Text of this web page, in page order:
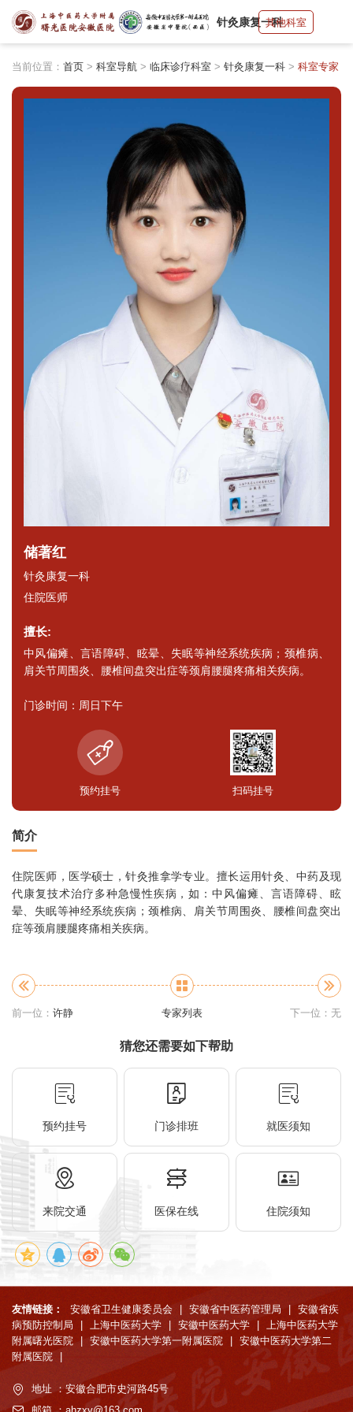
针灸康复一科其他科室
当前位置： 首页 > 科室导航 > 临床诊疗科室 > 针灸康复一科 > 科室专家
储著红
针灸康复一科
住院医师
擅长:
中风偏瘫、言语障碍、眩晕、失眠等神经系统疾病；颈椎病、
肩关节周围炎、腰椎间盘突出症等颈肩腰腿疼痛相关疾病。
门诊时间：周日下午
预约挂号 扫码挂号
简介
住院医师， 医学硕士，针灸推拿学专业。擅长运用针灸、中药及现
代康复技术治疗多种急慢性疾病，如：中风偏瘫、言语障碍、眩
晕、失眠等神经系统疾病；颈椎病、肩关节周围炎、腰椎间盘突出
症等颈肩腰腿疼痛相关疾病。
前一位： 许静 专家列表 下一位：无
猜您还需要如下帮助
预约挂号 门诊排班 就医须知
来院交通 医保在线 住院须知
友情链接： 安徽省卫生健康委员会 安徽省中医药管理局
安徽省疾
病预防控制局
上海中医药大学 安徽中医药大学
上海中医药大学
附属曙光医院
安徽中医药大学第一附属医院
安徽中医药大学第二
附属医院
地址 ：安徽合肥市史河路45号